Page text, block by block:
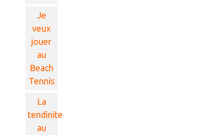
Je
veux
jouer
au
Beach
Tennis
La
tendinite
au